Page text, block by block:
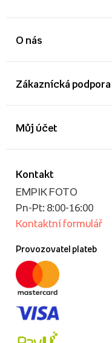
O nás
Zákaznícká podpora
Kontakt
EMPIK FOTO
Pn-Pt: 8:00-16:00
Kontaktní formulář
Provozovatel plateb
Můj účet